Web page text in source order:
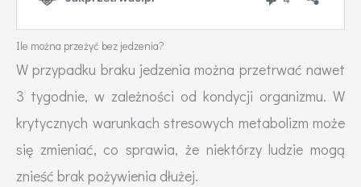
Ile można przeżyć bez jedzenia?
W przypadku braku jedzenia można przetrwać nawet
3 tygodnie, w zależności od kondycji organizmu. W
krytycznych warunkach stresowych metabolizm może
się zmieniać, co sprawia, że niektórzy ludzie mogą
znieść brak pożywienia dłużej.